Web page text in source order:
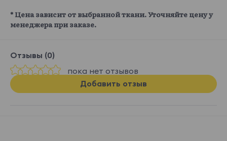
* Цена зависит от выбранной ткани. Уточняйте цену у
менеджера при заказе.
Отзывы (0)
пока нет отзывов
Добавить отзыв